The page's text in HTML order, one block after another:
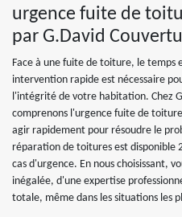
urgence fuite de
par G.David
Face à une fuite de toiture, le temps
intervention rapide est nécessaire
l'intégrité de votre habitation. Chez
comprenons l'urgence fuite de
agir rapidement pour résoudre le
réparation de toitures est disponible
cas d'urgence. En nous choisissant,
inégalée, d'une expertise
totale, même dans les situations les